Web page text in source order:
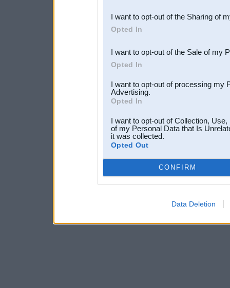
Downstream Participants
third parties.
I want to opt-out of the Sharing of
Opted In
I want to opt-out of the Sale of my
Opted In
I want to opt-out of processing my
Advertising.
Opted In
I want to opt-out of Collection,
of my Personal Data that Is
it was collected.
Opted Out
CONFIRM
Data Deletion